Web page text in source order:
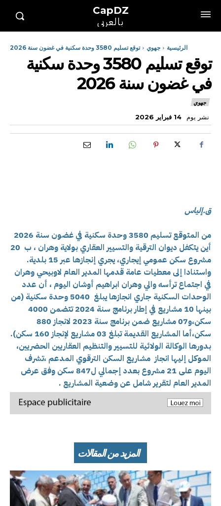
CapDZ
بالعربي
الرئيسية جهوي توقع تسليم 3580 وحدة سكنية في غضون سنة 2026
توقع تسليم 3580 وحدة سكنية
في غضون سنة 2026
جهوي
نشر يوم 14 فبراير 2026
ق.إلياس
من المتوقع تسليم 3580 وحدة سكنية في غضون سنة 2026
أين
يتكفل ديوان الترقية والتسيير العقاري بولاية وهران ، ب 20
مشروع سكن عمومي إيجاري، يجري إنجازها عبر 15 بلدية.
واستنادا إلى معطيات عامة قدمها المدير العام لاوبيحي وهران
في اجتماع ترأسه والي وهران ابراهيم أوشان اليوم ، أن عدد
الوحدات السكنية جاري انجازها يبلغ 5040 وحدة سكنية (من
بينها 10 مشاريع في إطار برنامج سنة 2024 تتضمن 4000
سكن،و07 مشاريع ضمن برنامج سنة 2023 لانجاز 880
سكن،أما المشاريع القديمة تبلغ 03 مشاريع لإنجاز 160 سكن).
بدورها الوكالة الولائية للتسيير والتنظيم العقاريين الحضريين،
الموكل إليها انجاز مشاريع السكن الترقوي المدعم ،تشرف
اليوم على 21 مشروع بعدد إجمالي ل847 سكن وفق عرض
المدير العام لتقرير شامل عن وضعية المشاريع .
المزيد من المقالات